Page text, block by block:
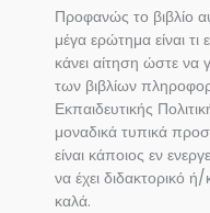
Προφανώς το βιβλίο
μέγα ερώτημα είναι τι
κάνει αίτηση ώστε να
των βιβλίων
Εκπαιδευτικής
μοναδικά τυπικά
είναι κάποιος εν
να έχει διδακτορικό
καλά.